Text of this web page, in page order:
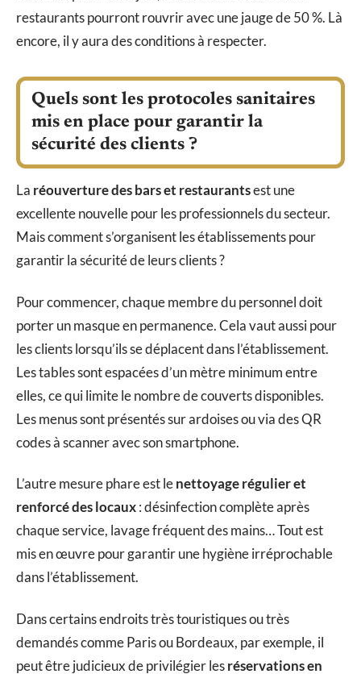
restaurants pourront rouvrir avec une jauge de 50 %. Là
encore, il y aura des conditions à respecter.
Quels sont les protocoles sanitaires
mis en place pour garantir la
sécurité des clients ?
La réouverture des bars et restaurantsest une
excellente nouvelle pour les professionnels du secteur.
Mais comment s’organisent les établissements pour
garantir la sécurité de leurs clients ?
Pour commencer, chaque membre du personnel doit
porter un masque en permanence. Cela vaut aussi pour
les clients lorsqu’ils se déplacent dans l’établissement.
Les tables sont espacées d’un mètre minimum entre
elles, ce qui limite le nombre de couverts disponibles.
Les menus sont présentés sur ardoises ou via des QR
codes à scanner avec son smartphone.
L’autre mesure phare est lenettoyage régulier et
renforcé des locaux: désinfection complète après
chaque service, lavage fréquent des mains… Tout est
mis en œuvre pour garantir une hygiène irréprochable
dans l’établissement.
Dans certains endroits très touristiques ou très
demandés comme Paris ou Bordeaux, par exemple, il
peut être judicieux de privilégier lesréservations en